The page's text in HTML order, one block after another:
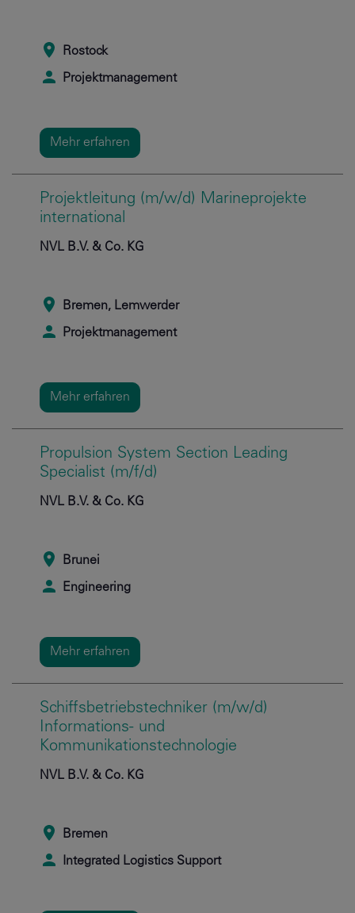
Rostock
Projektmanagement
Mehr erfahren
Projektleitung (m/w/d) Marineprojekte
international
NVL B.V. & Co. KG
Bremen, Lemwerder
Projektmanagement
Mehr erfahren
Propulsion System Section Leading
Specialist (m/f/d)
NVL B.V. & Co. KG
Brunei
Engineering
Mehr erfahren
Schiffsbetriebstechniker (m/w/d)
Informations- und
Kommunikationstechnologie
NVL B.V. & Co. KG
Bremen
Integrated Logistics Support